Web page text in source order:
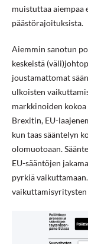
muistuttaa
päästörajoituksista.
Aiemmin sanotun
keskeistä
joustamattomat
ulkoisten
markkinoiden
Brexitin, EU-
kun taas sääntelyn
olomuotoaan.
EU-sääntöjen
pyrkiä